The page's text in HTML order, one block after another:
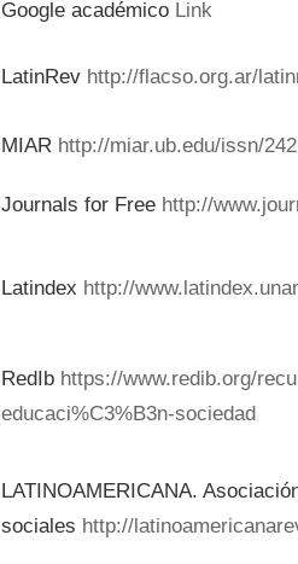
Google académico Link
LatinRev http://flacso.org.ar/
MIAR http://miar.ub.edu/issn/
Journals for Free http://
Latindex http://
RedIb https://www.redib.org/
educaci%C3%B3n-sociedad
LATINOAMERICANA.
sociales http://